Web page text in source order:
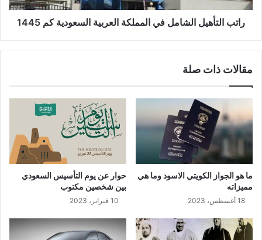
راتب التأهيل الشامل في المملكة العربية السعودية كم 1445
مقالات ذات صلة
ما هو الجواز الكويتي الاسود وما هي
مميزاته
18 أغسطس، 2023
حوار عن يوم التأسيس السعودي
بين شخصين مكتوب
10 فبراير، 2023